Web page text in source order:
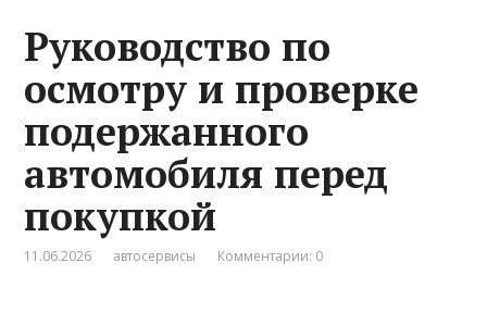
Руководство по
осмотру и проверке
подержанного
автомобиля перед
покупкой
11.06.2026 автосервисы Комментарии: 0